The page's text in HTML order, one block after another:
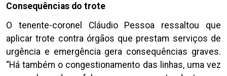
Consequências do trote
O tenente-coronel Cláudio Pessoa ressaltou que
aplicar trote contra órgãos que prestam serviços de
urgência e emergência gera consequências graves.
“Há também o congestionamento das linhas, uma vez